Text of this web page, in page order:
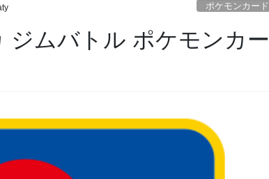
ポケモンカード
ジムバトル ポケモンカー